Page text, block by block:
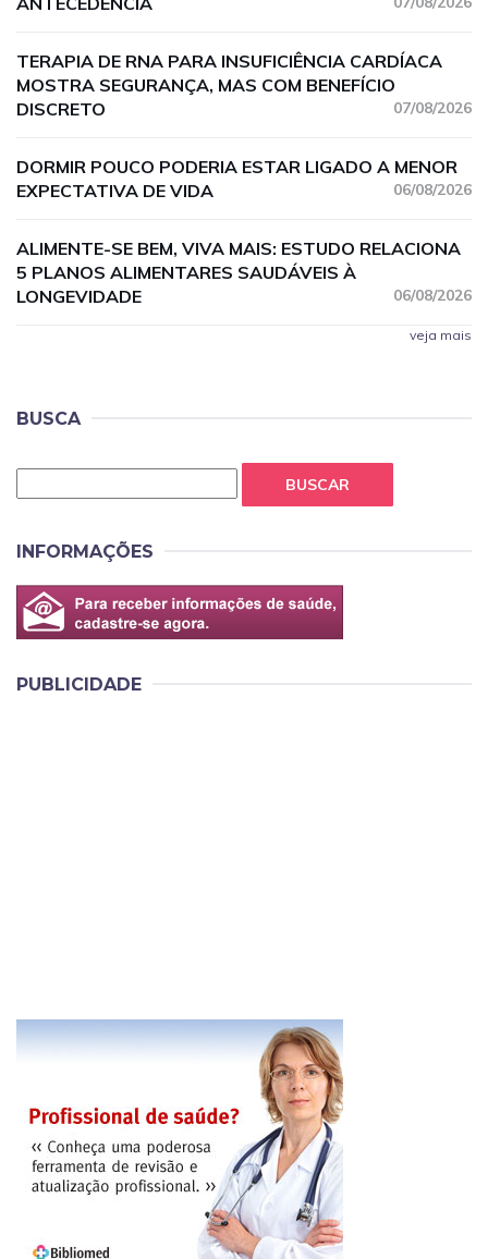
TERAPIA DE RNA PARA INSUFICIÊNCIA CARDÍACA
MOSTRA SEGURANÇA, MAS COM BENEFÍCIO
DISCRETO
07/08/2026
DORMIR POUCO PODERIA ESTAR LIGADO A MENOR
EXPECTATIVA DE VIDA
06/08/2026
ALIMENTE-SE BEM, VIVA MAIS: ESTUDO RELACIONA
5 PLANOS ALIMENTARES SAUDÁVEIS À
LONGEVIDADE
06/08/2026
veja mais
BUSCA
BUSCAR
INFORMAÇÕES
PUBLICIDADE